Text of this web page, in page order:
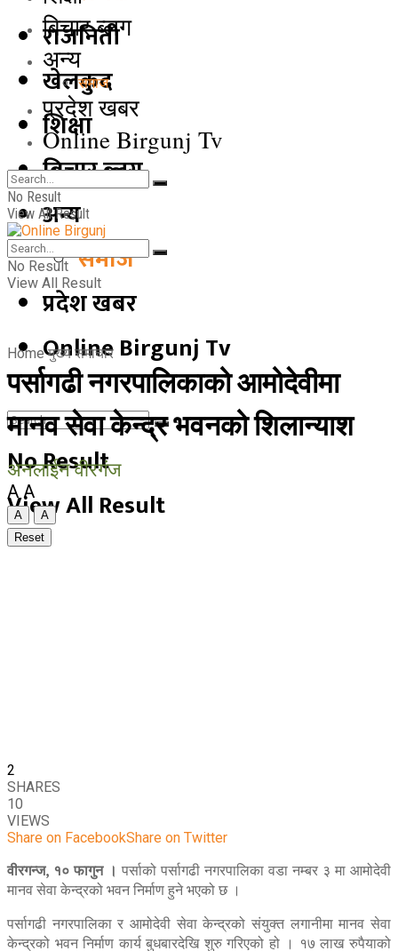
राजनिती
खेलकुद
शिक्षा
बिचार ब्लग
अन्य
समाज
प्रदेश खबर
Online Birgunj Tv
No Result
View All Result
बिचार ब्लग
अन्य
समाज
प्रदेश खबर
Online Birgunj Tv
No Result
View All Result
No Result
View All Result
Home मुख्य समाचार
पर्सागढी नगरपालिकाको आमोदेवीमा
मानव सेवा केन्द्र भवनको शिलान्याश
अनलाईन वीरगंज
A A
A
A
Reset
2
SHARES
10
VIEWS
Share on FacebookShare on Twitter
वीरगन्ज, १० फागुन । पर्साको पर्सागढी नगरपालिका वडा नम्बर ३ मा आमोदेवी
मानव सेवा केन्द्रको भवन निर्माण हुने भएको छ ।
पर्सागढी नगरपालिका र आमोदेवी सेवा केन्द्रको संयुक्त लगानीमा मानव सेवा
केन्द्रको भवन निर्माण कार्य बुधबारदेखि शुरु गरिएको हो । १७ लाख रुपैयाको